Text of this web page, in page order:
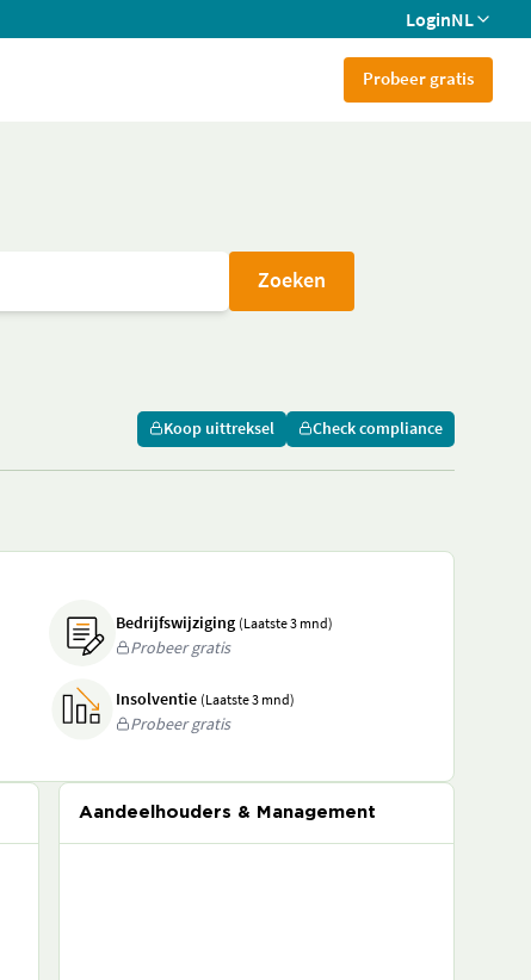
LoginNL
Probeer gratis
Zoeken
Koop uittreksel Check compliance
Bedrijfswijziging (Laatste 3 mnd)
Probeer gratis
Insolventie (Laatste 3 mnd)
Probeer gratis
Aandeelhouders & Management